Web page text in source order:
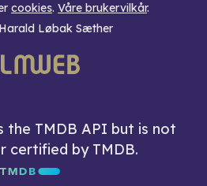
cookies. Våre brukervilkår.
Løbak Sæther
the TMDB API but is not
certified by TMDB.